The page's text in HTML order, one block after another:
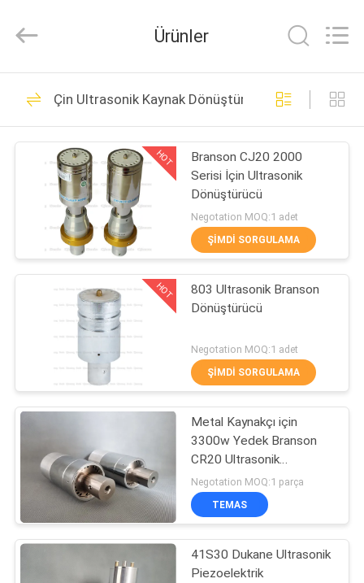
ÜRÜNLER
HAKKIMIZDA
FABRIKA
TURU
KALITE
KONTROLÜ
BIZE
ULAŞIN
HABERLER
DURUMLAR
Equipment
Co.,Ltd.
Reserved.
Ultrasonik metal
kaynak
53
Ultrasonik
püskürtme kaplama
makinesi
156
Ultrasonik İndyum
Kaplama
18
Ürünler
Çin Ultrasonik Kaynak Dönüştürücü
HOT
Branson CJ20 2000
Serisi İçin Ultrasonik
Dönüştürücü
Negotation MOQ:1 adet
ŞIMDI SORGULAMA
HOT
803 Ultrasonik Branson
Dönüştürücü
Negotation MOQ:1 adet
ŞIMDI SORGULAMA
Metal Kaynakçı için
3300w Yedek Branson
CR20 Ultrasonik
Dönüştürücü
Negotation MOQ:1 parça
TEMAS
41S30 Dukane Ultrasonik
Piezoelektrik